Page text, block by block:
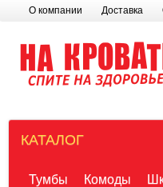
О компании Доставка
КАТАЛОГ
Тумбы Комоды